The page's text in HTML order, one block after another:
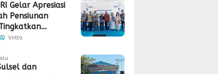
Gelar Apresiasi
Pensiunan
dan
Vritta
dan